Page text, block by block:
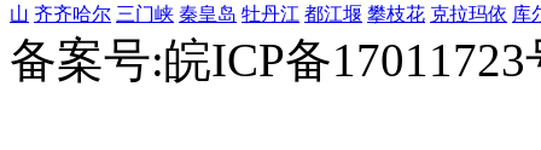
山 齐齐哈尔 三门峡 秦皇岛 牡丹江 都江堰 攀枝花 克拉玛依 库
备案号:皖ICP备